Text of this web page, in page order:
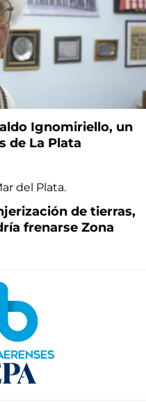
Ignomiriello, un
de La Plata
de tierras,
frenarse Zona